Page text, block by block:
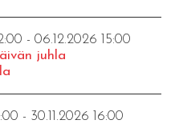
- 06.12.2026 15:00
juhla
- 30.11.2026 16:00